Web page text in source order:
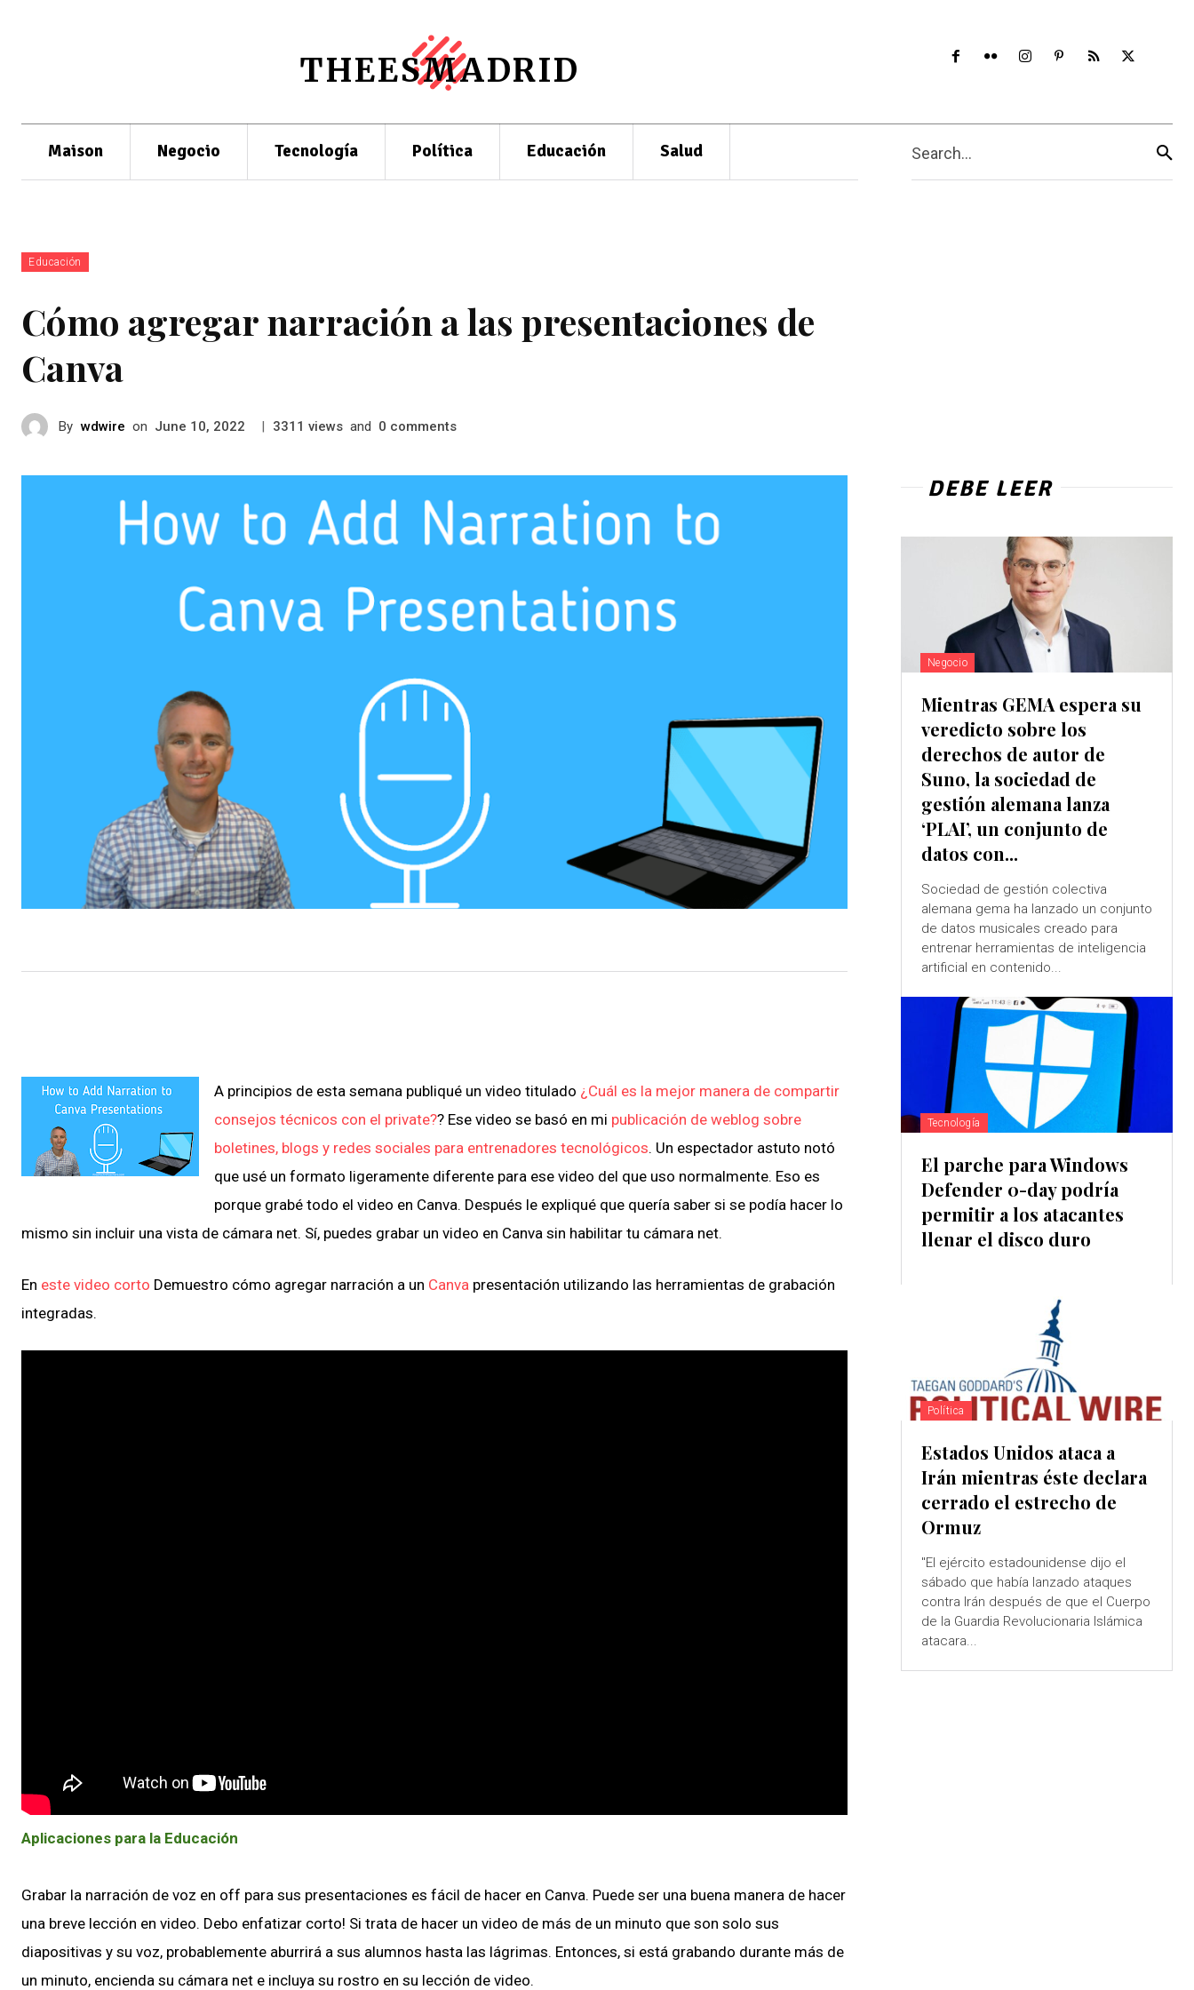
THEESMADRID
Maison Negocio Tecnología Política Educación Salud Search...
Educación
Cómo agregar narración a las presentaciones de
Canva
By wdwire on June 10, 2022 | 3311 views and 0 comments
A principios de esta semana publiqué un video titulado ¿Cuál es la mejor manera de compartir
consejos técnicos con el private?? Ese video se basó en mi publicación de weblog sobre
boletines, blogs y redes sociales para entrenadores tecnológicos. Un espectador astuto notó
que usé un formato ligeramente diferente para ese video del que uso normalmente. Eso es
porque grabé todo el video en Canva. Después le expliqué que quería saber si se podía hacer lo
mismo sin incluir una vista de cámara net. Sí, puedes grabar un video en Canva sin habilitar tu cámara net.
En este video corto Demuestro cómo agregar narración a un Canva presentación utilizando las herramientas de grabación
integradas.
Aplicaciones para la Educación
Grabar la narración de voz en off para sus presentaciones es fácil de hacer en Canva. Puede ser una buena manera de hacer
una breve lección en video. Debo enfatizar corto! Si trata de hacer un video de más de un minuto que son solo sus
diapositivas y su voz, probablemente aburrirá a sus alumnos hasta las lágrimas. Entonces, si está grabando durante más de
un minuto, encienda su cámara net e incluya su rostro en su lección de video.
DEBE LEER
Negocio
Mientras GEMA espera su
veredicto sobre los
derechos de autor de
Suno, la sociedad de
gestión alemana lanza
‘PLAI’, un conjunto de
datos con...
Sociedad de gestión colectiva
alemana gema ha lanzado un conjunto
de datos musicales creado para
entrenar herramientas de inteligencia
artificial en contenido...
Tecnología
El parche para Windows
Defender 0-day podría
permitir a los atacantes
llenar el disco duro
Política
Estados Unidos ataca a
Irán mientras éste declara
cerrado el estrecho de
Ormuz
"El ejército estadounidense dijo el
sábado que había lanzado ataques
contra Irán después de que el Cuerpo
de la Guardia Revolucionaria Islámica
atacara...